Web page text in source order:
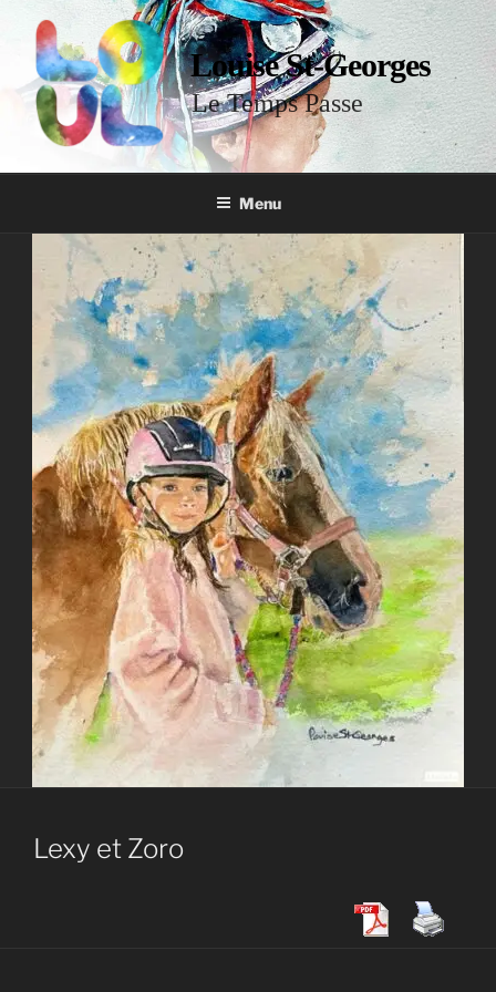
Louise St-Georges
Le Temps Passe
Menu
Lexy et Zoro